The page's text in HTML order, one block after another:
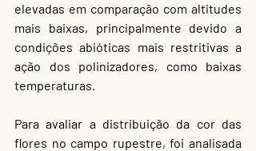
elevadas em comparação com altitudes
mais baixas, principalmente devido a
condições abióticas mais restritivas a
ação dos polinizadores, como baixas
temperaturas.
Para avaliar a distribuição da cor das
flores no campo rupestre, foi analisada